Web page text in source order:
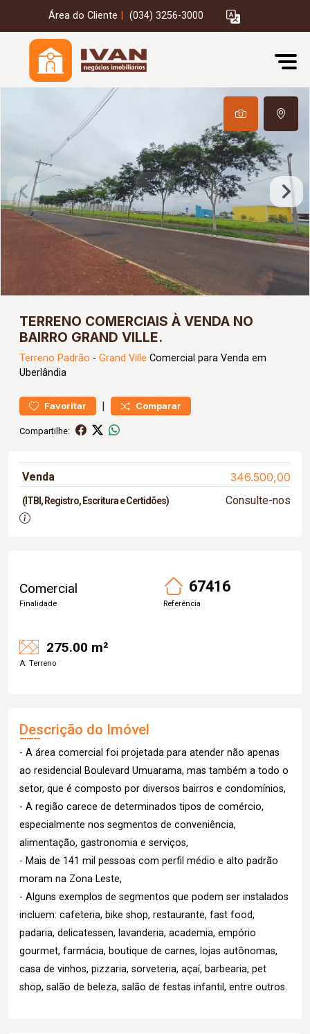
Área do Cliente (034) 3256-3000
TERRENO COMERCIAIS À VENDA NO
BAIRRO GRAND VILLE.
Terreno Padrão - Grand Ville Comercial para Venda em
Uberlândia
Favoritar | Comparar
Compartilhe:
Venda 346.500,00
(ITBI, Registro, Escritura e Certidões) Consulte-nos
Comercial
Finalidade
67416
Referência
275.00 m²
A. Terreno
Descrição do Imóvel
- A área comercial foi projetada para atender não apenas
ao residencial Boulevard Umuarama, mas também a todo o
setor, que é composto por diversos bairros e condomínios,
- A região carece de determinados tipos de comércio,
especialmente nos segmentos de conveniência,
alimentação, gastronomia e serviços,
- Mais de 141 mil pessoas com perfil médio e alto padrão
moram na Zona Leste,
- Alguns exemplos de segmentos que podem ser instalados
incluem: cafeteria, bike shop, restaurante, fast food,
padaria, delicatessen, lavanderia, academia, empório
gourmet, farmácia, boutique de carnes, lojas autônomas,
casa de vinhos, pizzaria, sorveteria, açaí, barbearia, pet
shop, salão de beleza, salão de festas infantil, entre outros.